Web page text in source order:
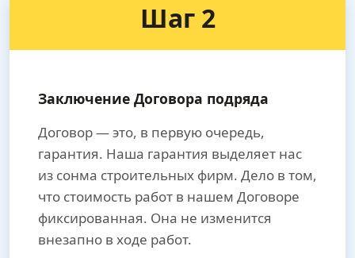
Шаг 2
Заключение Договора подряда
Договор — это, в первую очередь,
гарантия. Наша гарантия выделяет нас
из сонма строительных фирм. Дело в том,
что стоимость работ в нашем Договоре
фиксированная. Она не изменится
внезапно в ходе работ.